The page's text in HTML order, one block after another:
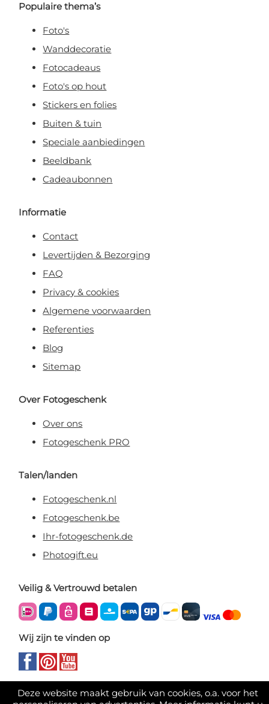
Deze website maakt gebruik van cookies, o.a. voor het
Populaire thema’s
Foto's
Wanddecoratie
Fotocadeaus
Foto's op hout
Stickers en folies
Buiten & tuin
Speciale aanbiedingen
Beeldbank
Cadeaubonnen
Informatie
Contact
Levertijden & Bezorging
FAQ
Privacy & cookies
Algemene voorwaarden
Referenties
Blog
Sitemap
Over Fotogeschenk
Over ons
Fotogeschenk PRO
Talen/landen
Fotogeschenk.nl
Fotogeschenk.be
Ihr-fotogeschenk.de
Photogift.eu
Veilig & Vertrouwd betalen
Wij zijn te vinden op